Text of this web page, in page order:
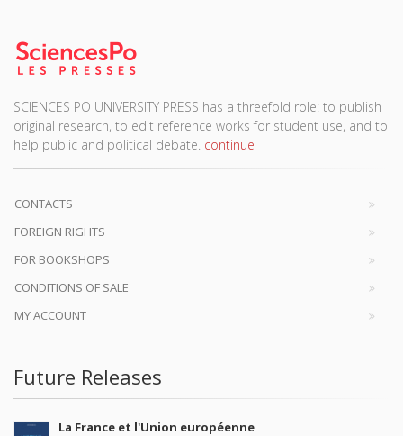
SCIENCES PO UNIVERSITY PRESS has a threefold role: to publish
original research, to edit reference works for student use, and to
help public and political debate. continue
CONTACTS
FOREIGN RIGHTS
FOR BOOKSHOPS
CONDITIONS OF SALE
MY ACCOUNT
Future Releases
La France et l'Union européenne